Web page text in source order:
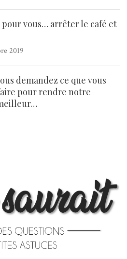
pour vous… arrêter le café et
2019
demandez ce que vous
pour rendre notre